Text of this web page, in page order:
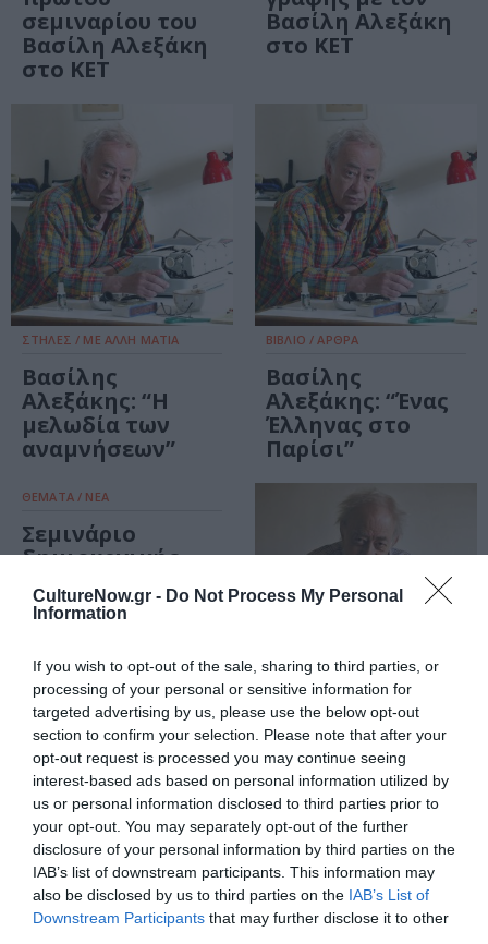
CultureNow.gr - Do Not Process My Personal
Information
If you wish to opt-out of the sale, sharing to third parties, or
processing of your personal or sensitive information for
targeted advertising by us, please use the below opt-out
section to confirm your selection. Please note that after your
opt-out request is processed you may continue seeing
interest-based ads based on personal information utilized by
us or personal information disclosed to third parties prior to
your opt-out. You may separately opt-out of the further
disclosure of your personal information by third parties on the
IAB’s list of downstream participants. This information may
also be disclosed by us to third parties on the IAB’s List of
Downstream Participants that may further disclose it to other
σεμιναρίου του
Βασίλη Αλεξάκη
στο ΚΕΤ
Βασίλη Αλεξάκη
στο ΚΕΤ
ΣΤΗΛΕΣ / ΜΕ ΑΛΛΗ ΜΑΤΙΑ
Βασίλης
Αλεξάκης: “Η
μελωδία των
αναμνήσεων”
ΒΙΒΛΙΟ / ΑΡΘΡΑ
Βασίλης
Αλεξάκης: “Ένας
Έλληνας στο
Παρίσι”
ΘΕΜΑΤΑ / ΝΕΑ
Σεμινάριο
δημιουργικής
γραφής με τον
Βασίλη Αλεξάκη
ΒΙΒΛΙΟ / ΝΕΑ
Ο Βασίλης
Αλεξάκης στον
Ιανό